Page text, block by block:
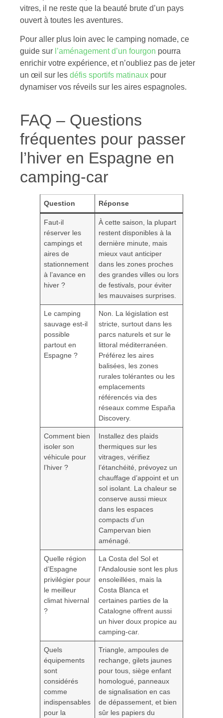
vitres, il ne reste que la beauté brute d’un pays
ouvert à toutes les aventures.
Pour aller plus loin avec le camping nomade, ce
guide sur l’aménagement d’un fourgon pourra
enrichir votre expérience, et n’oubliez pas de jeter
un œil sur les défis sportifs matinaux pour
dynamiser vos réveils sur les aires espagnoles.
FAQ – Questions
fréquentes pour passer
l’hiver en Espagne en
camping-car
Question Réponse
Faut-il
réserver les
campings et
aires de
stationnement
à l’avance en
hiver ?
À cette saison, la plupart
restent disponibles à la
dernière minute, mais
mieux vaut anticiper
dans les zones proches
des grandes villes ou lors
de festivals, pour éviter
les mauvaises surprises.
Le camping
sauvage est-il
possible
partout en
Espagne ?
Non. La législation est
stricte, surtout dans les
parcs naturels et sur le
littoral méditerranéen.
Préférez les aires
balisées, les zones
rurales tolérantes ou les
emplacements
référencés via des
réseaux comme España
Discovery.
Comment bien
isoler son
véhicule pour
l’hiver ?
Installez des plaids
thermiques sur les
vitrages, vérifiez
l’étanchéité, prévoyez un
chauffage d’appoint et un
sol isolant. La chaleur se
conserve aussi mieux
dans les espaces
compacts d’un
Campervan bien
aménagé.
Quelle région
d’Espagne
privilégier pour
le meilleur
climat hivernal
?
La Costa del Sol et
l’Andalousie sont les plus
ensoleillées, mais la
Costa Blanca et
certaines parties de la
Catalogne offrent aussi
un hiver doux propice au
camping-car.
Quels
équipements
sont
considérés
comme
indispensables
pour la
Triangle, ampoules de
rechange, gilets jaunes
pour tous, siège enfant
homologué, panneaux
de signalisation en cas
de dépassement, et bien
sûr les papiers du